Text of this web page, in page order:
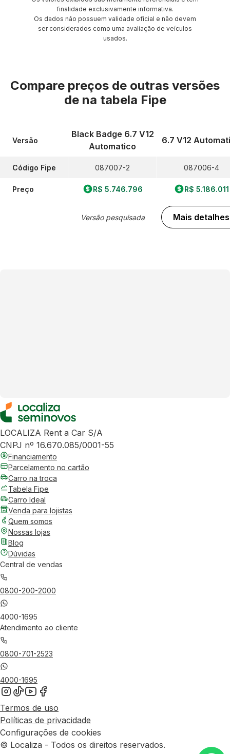
finalidade exclusivamente informativa.
Os dados não possuem validade oficial e não devem
ser considerados como uma avaliação de veículos
usados.
Compare preços de outras versões
de na tabela Fipe
Versão
Código Fipe
Preço
Black Badge 6.7 V12
Automatico
087007-2
R$ 5.746.796
Versão pesquisada
6.7 V12
087006-4
R$ 5.186.011
Mais detalhes
LOCALIZA Rent a Car S/A
CNPJ nº 16.670.085/0001-55
Financiamento
Parcelamento no cartão
Carro na troca
Tabela Fipe
Carro Ideal
Venda para lojistas
Quem somos
Nossas lojas
Blog
Dúvidas
Central de vendas
0800-200-2000
4000-1695
Atendimento ao cliente
0800-701-2523
4000-1695
Termos de uso
Políticas de privacidade
Configurações de cookies
© Localiza - Todos os direitos reservados.